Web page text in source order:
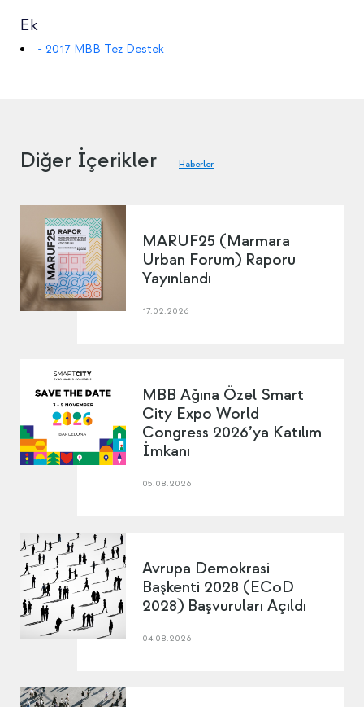
Ek
- 2017 MBB Tez Destek
Diğer İçerikler Haberler
MARUF25 (Marmara
Urban Forum) Raporu
Yayınlandı
17.02.2026
MBB Ağına Özel Smart
City Expo World
Congress 2026’ya Katılım
İmkanı
05.08.2026
Avrupa Demokrasi
Başkenti 2028 (ECoD
2028) Başvuruları Açıldı
04.08.2026